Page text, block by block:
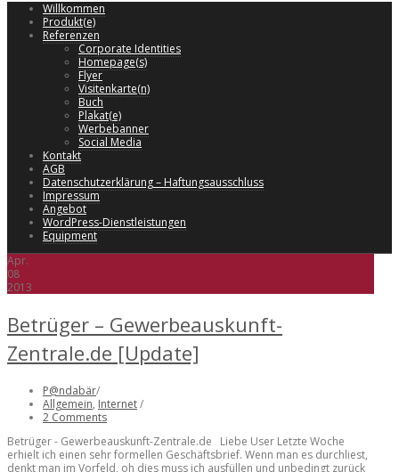
Willkommen
Produkt(e)
Referenzen
Corporate Identities
Homepage(s)
Flyer
Visitenkarte(n)
Buch
Plakat(e)
Werbebanner
Social Media
Kontakt
AGB
Datenschutzerklärung – Haftungsausschluss
Impressum
Angebot
WordPress-Dienstleistungen
Equipment
Apr.
08
2013
Betrüger – Gewerbeauskunft-
Zentrale.de [Update]
P@ndabär/
Allgemein, Internet/
2 Comments
Betrüger - Gewerbeauskunft-Zentrale.de Liebe User Letzte Woche
erhielt ich einen sehr formellen Geschäftsbrief. Wenn man es durchliest,
denkt man im Vorfeld, oh dies muss ich ausfüllen und unbedingt zurück